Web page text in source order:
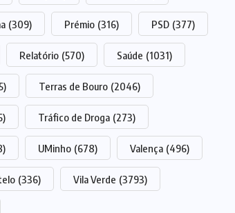
(309) Prémio (316) PSD (377)
Relatório (570) Saúde (1031)
Terras de Bouro (2046)
Tráfico de Droga (273)
UMinho (678) Valença (496)
(336) Vila Verde (3793)